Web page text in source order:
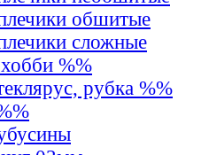
обшитые
сложные
%%
рубка %%